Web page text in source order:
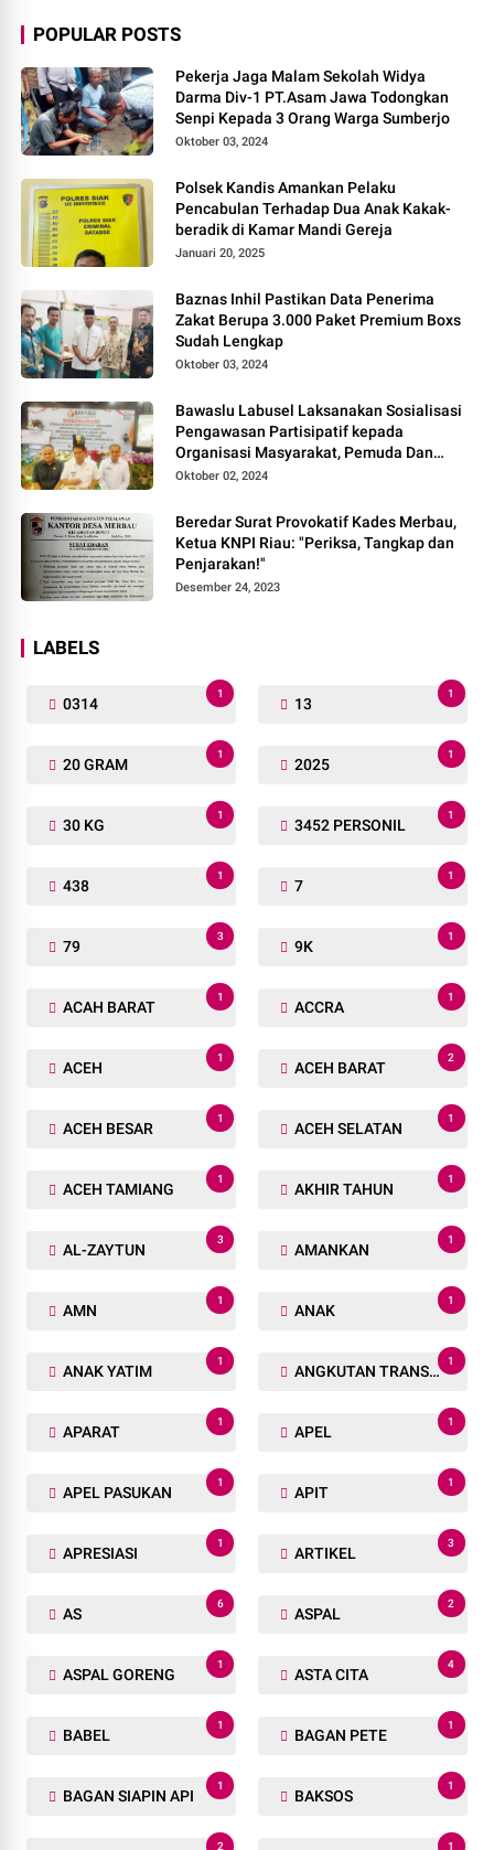
POPULAR POSTS
Pekerja Jaga Malam Sekolah Widya
Darma Div-1 PT.Asam Jawa Todongkan
Senpi Kepada 3 Orang Warga Sumberjo
Oktober 03, 2024
Polsek Kandis Amankan Pelaku
Pencabulan Terhadap Dua Anak Kakak-
beradik di Kamar Mandi Gereja
Januari 20, 2025
Baznas Inhil Pastikan Data Penerima
Zakat Berupa 3.000 Paket Premium Boxs
Sudah Lengkap
Oktober 03, 2024
Bawaslu Labusel Laksanakan Sosialisasi
Pengawasan Partisipatif kepada
Organisasi Masyarakat, Pemuda Dan
Agama Pada pilkada Serentak 2024
Oktober 02, 2024
Beredar Surat Provokatif Kades Merbau,
Ketua KNPI Riau: "Periksa, Tangkap dan
Penjarakan!"
Desember 24, 2023
LABELS
0314
1
13
1
20 GRAM
1
2025
1
30 KG
1
3452 PERSONIL
1
438
1
7
1
79
3
9K
1
ACAH BARAT
1
ACCRA
1
ACEH
1
ACEH BARAT
2
ACEH BESAR
1
ACEH SELATAN
1
ACEH TAMIANG
1
AKHIR TAHUN
1
AL-ZAYTUN
3
AMANKAN
1
AMN
1
ANAK
1
ANAK YATIM
1
ANGKUTAN TRANSPORTASI
1
APARAT
1
APEL
1
APEL PASUKAN
1
APIT
1
APRESIASI
1
ARTIKEL
3
AS
6
ASPAL
2
ASPAL GORENG
1
ASTA CITA
4
BABEL
1
BAGAN PETE
1
BAGAN SIAPIN API
1
BAKSOS
1
2 1